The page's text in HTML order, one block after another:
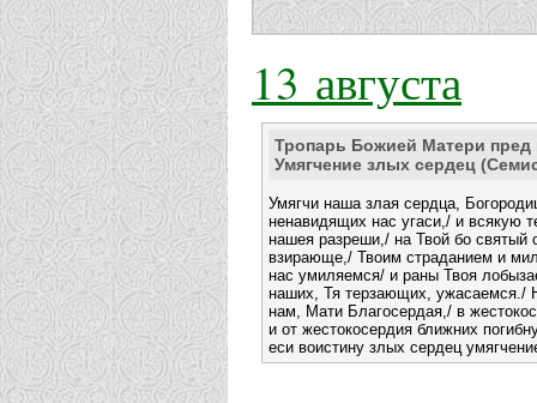
13 августа
Тропарь Божией Матери пред
Умягчение злых сердец
Умягчи наша злая сердца,
ненавидящих нас угаси,/ и всякую
нашея разреши,/ на Твой бо святый
взирающе,/ Твоим страданием и
нас умиляемся/ и раны Твоя
наших, Тя терзающих, ужасаемся./
нам, Мати Благосердая,/ в
и от жестокосердия ближних
еси воистину злых сердец